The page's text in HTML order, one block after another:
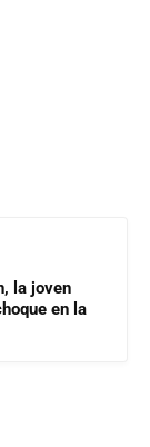
la joven
en la